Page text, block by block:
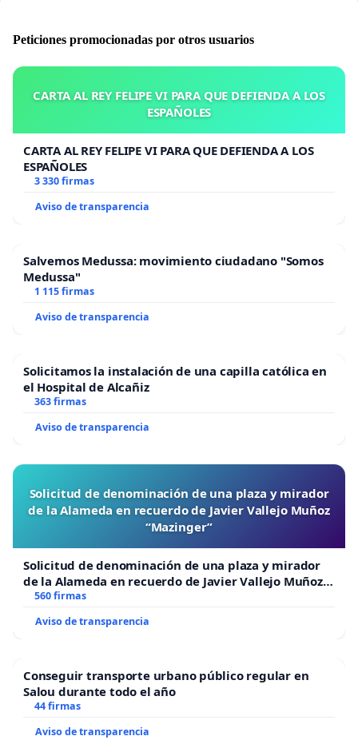
Peticiones promocionadas por otros usuarios
CARTA AL REY FELIPE VI PARA QUE DEFIENDA A LOS
ESPAÑOLES
CARTA AL REY FELIPE VI PARA QUE DEFIENDA A LOS
ESPAÑOLES
3 330 firmas
Aviso de transparencia
Salvemos Medussa: movimiento ciudadano "Somos
Medussa"
1 115 firmas
Aviso de transparencia
Solicitamos la instalación de una capilla católica en
el Hospital de Alcañiz
363 firmas
Aviso de transparencia
Solicitud de denominación de una plaza y mirador
de la Alameda en recuerdo de Javier Vallejo Muñoz
“Mazinger”
Solicitud de denominación de una plaza y mirador
de la Alameda en recuerdo de Javier Vallejo Muñoz
“Mazinger”
560 firmas
Aviso de transparencia
Conseguir transporte urbano público regular en
Salou durante todo el año
44 firmas
Aviso de transparencia